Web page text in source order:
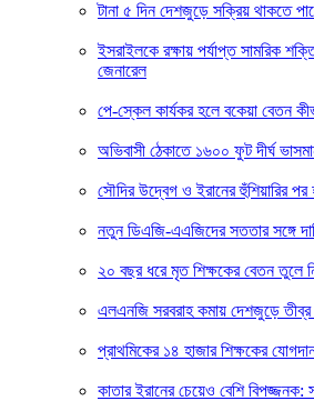
টানা ৫ দিন দেশজুড়ে সক্রিয় থাকতে
ইসরাইলকে রক্ষায় পর্যাপ্ত সামরিক
জেনারেল
পে-স্কেল কার্যকর হলে বকেয়া বেতন
অভিবাসী ঠেকাতে ১৬০০ ফুট দীর্ঘ
সৌদির উদ্বেগ ও ইরানের হুঁশিয়ারির
নতুন ডিএজি-এএজিদের সততার সঙ্গে
২০ বছর ধরে মৃত শিক্ষকের বেতন তুলে
এলএনজি সরবরাহ কমায় দেশজুড়ে
প্রাথমিকের ১৪ হাজার শিক্ষকের
কাতার ইরানের চেয়েও বেশি বিপজ্জনক: